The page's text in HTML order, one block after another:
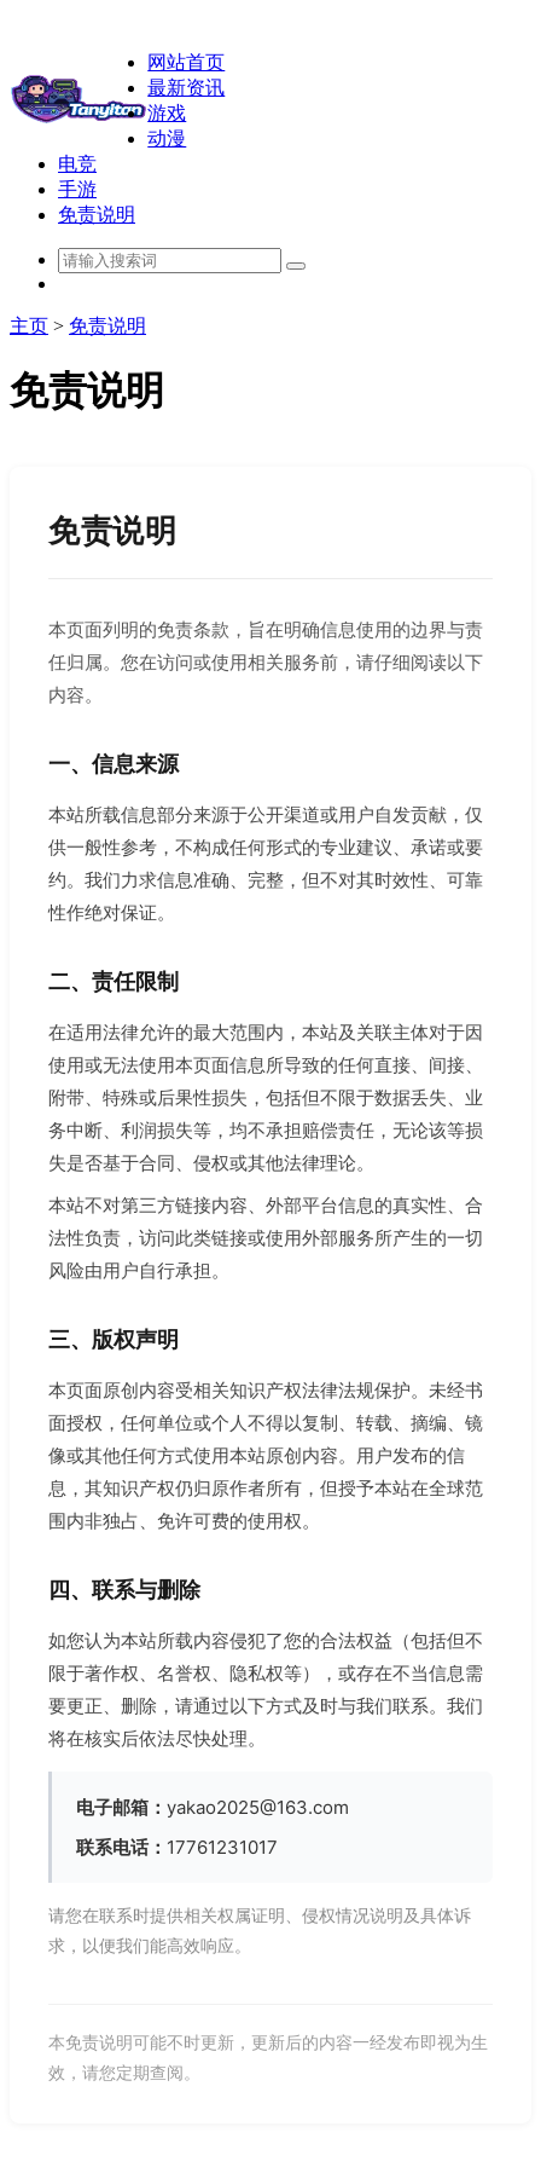
网站首页
最新资讯
游戏
动漫
电竞
手游
免责说明
主页 > 免责说明
免责说明
免责说明
本页面列明的免责条款，旨在明确信息使用的边界与责
任归属。您在访问或使用相关服务前，请仔细阅读以下
内容。
一、信息来源
本站所载信息部分来源于公开渠道或用户自发贡献，仅
供一般性参考，不构成任何形式的专业建议、承诺或要
约。我们力求信息准确、完整，但不对其时效性、可靠
性作绝对保证。
二、责任限制
在适用法律允许的最大范围内，本站及关联主体对于因
使用或无法使用本页面信息所导致的任何直接、间接、
附带、特殊或后果性损失，包括但不限于数据丢失、业
务中断、利润损失等，均不承担赔偿责任，无论该等损
失是否基于合同、侵权或其他法律理论。
本站不对第三方链接内容、外部平台信息的真实性、合
法性负责，访问此类链接或使用外部服务所产生的一切
风险由用户自行承担。
三、版权声明
本页面原创内容受相关知识产权法律法规保护。未经书
面授权，任何单位或个人不得以复制、转载、摘编、镜
像或其他任何方式使用本站原创内容。用户发布的信
息，其知识产权仍归原作者所有，但授予本站在全球范
围内非独占、免许可费的使用权。
四、联系与删除
如您认为本站所载内容侵犯了您的合法权益（包括但不
限于著作权、名誉权、隐私权等），或存在不当信息需
要更正、删除，请通过以下方式及时与我们联系。我们
将在核实后依法尽快处理。
电子邮箱： yakao2025@163.com
联系电话： 17761231017
请您在联系时提供相关权属证明、侵权情况说明及具体诉
求，以便我们能高效响应。
本免责说明可能不时更新，更新后的内容一经发布即视为生
效，请您定期查阅。